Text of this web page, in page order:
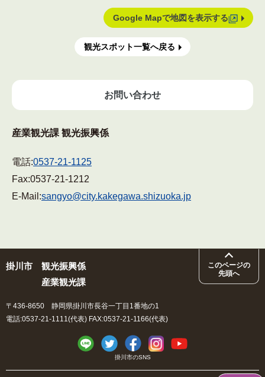
Google Mapで地図を表示する
観光スポット一覧へ戻る
お問い合わせ
産業観光課 観光振興係
電話:0537-21-1125
Fax:0537-21-1212
E-Mail:sangyo@city.kakegawa.shizuoka.jp
このページの
先頭へ
掛川市
観光振興係
産業観光課
〒436-8650 静岡県掛川市長谷一丁目1番地の1
電話:0537-21-1111(代表) FAX:0537-21-1166(代表)
掛川市のSNS